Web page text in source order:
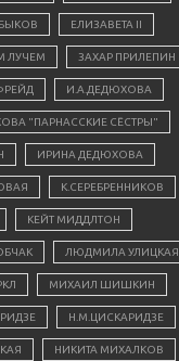
ЕЛИЗАВЕТА II
ЛУЧЕМ ЗАХАР ПРИЛЕПИН
И.А.ДЕДЮХОВА
"ПАРНАССКИЕ СЁСТРЫ"
ИРИНА ДЕДЮХОВА
К.СЕРЕБРЕННИКОВ
КЕЙТ МИДДЛТОН
ЛЮДМИЛА УЛИЦКАЯ
МИХАИЛ ШИШКИН
Н.М.ЦИСКАРИДЗЕ
НИКИТА МИХАЛКОВ